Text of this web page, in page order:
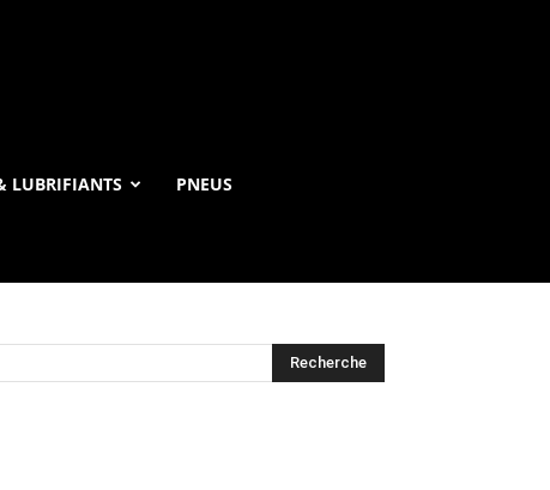
LUBRIFIANTS PNEUS